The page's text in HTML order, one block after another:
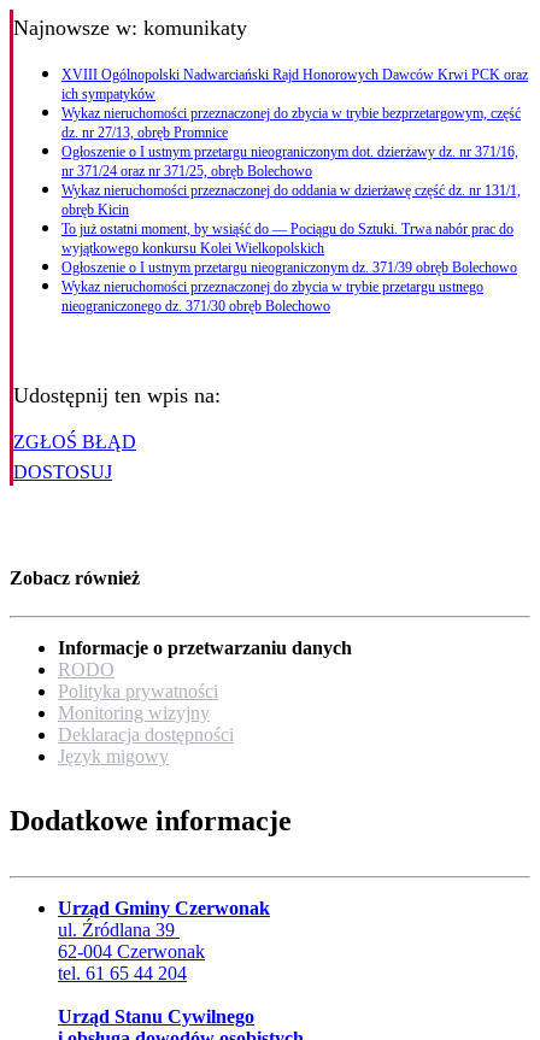
Najnowsze w: komunikaty
XVIII Ogólnopolski Nadwarciański Rajd Honorowych Dawców Krwi PCK oraz
ich sympatyków
Wykaz nieruchomości przeznaczonej do zbycia w trybie bezprzetargowym, część
dz. nr 27/13, obręb Promnice
Ogłoszenie o I ustnym przetargu nieograniczonym dot. dzierżawy dz. nr 371/16,
nr 371/24 oraz nr 371/25, obręb Bolechowo
Wykaz nieruchomości przeznaczonej do oddania w dzierżawę część dz. nr 131/1,
obręb Kicin
To już ostatni moment, by wsiąść do — Pociągu do Sztuki. Trwa nabór prac do
wyjątkowego konkursu Kolei Wielkopolskich
Ogłoszenie o I ustnym przetargu nieograniczonym dz. 371/39 obręb Bolechowo
Wykaz nieruchomości przeznaczonej do zbycia w trybie przetargu ustnego
nieograniczonego dz. 371/30 obręb Bolechowo
Udostępnij ten wpis na:
ZGŁOŚ BŁĄD
DOSTOSUJ
Zobacz również
Informacje o przetwarzaniu danych
RODO
Polityka prywatności
Monitoring wizyjny
Deklaracja dostępności
Język migowy
Dodatkowe informacje
Urząd Gminy Czerwonak
ul. Źródlana 39
62-004 Czerwonak
tel. 61 65 44 204
Urząd Stanu Cywilnego